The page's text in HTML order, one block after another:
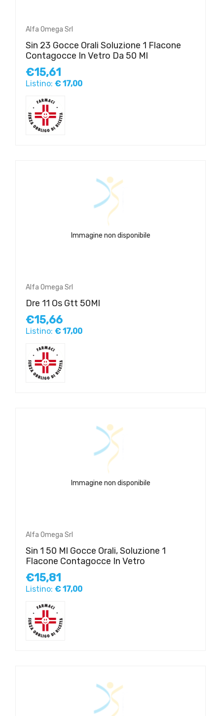
Alfa Omega Srl
Sin 23 Gocce Orali Soluzione 1 Flacone
Contagocce In Vetro Da 50 Ml
€15,61
Listino: € 17,00
Immagine non disponibile
Alfa Omega Srl
Dre 11 Os Gtt 50Ml
€15,66
Listino: € 17,00
Immagine non disponibile
Alfa Omega Srl
Sin 1 50 Ml Gocce Orali, Soluzione 1
Flacone Contagocce In Vetro
€15,81
Listino: € 17,00